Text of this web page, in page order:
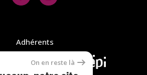
Adhérents
On en reste là